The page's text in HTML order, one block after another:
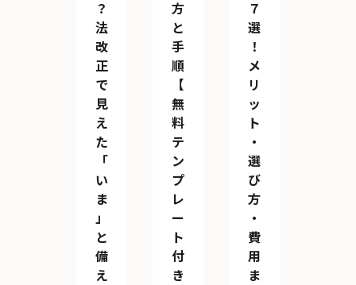
？
法
改
正
で
見
え
た
「
い
ま
」
と
備
え
方
と
手
順
【
無
料
テ
ン
プ
レ
ー
ト
付
き
７
選
！
メ
リ
ッ
ト
・
選
び
方
・
費
用
ま